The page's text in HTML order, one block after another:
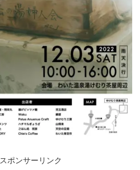
スポンサーリンク